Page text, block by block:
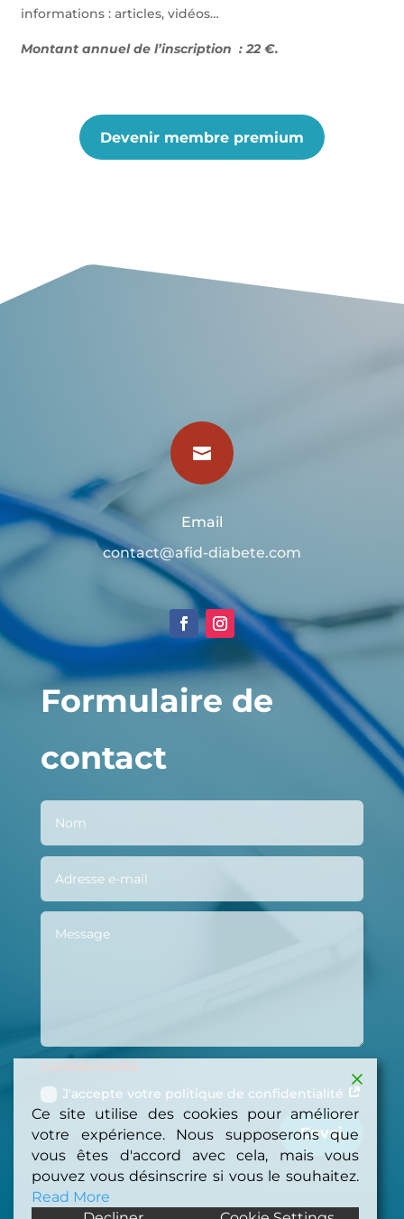
informations : articles, vidéos…
Montant annuel de l’inscription : 22 €.
Devenir membre premium

Email
contact@afid-diabete.com
Formulaire de
contact
Confidentialité
J'accepte votre politique de confidentialité
Envoi
Ce site utilise des cookies pour améliorer
votre expérience. Nous supposerons que
vous êtes d'accord avec cela, mais vous
pouvez vous désinscrire si vous le souhaitez.
Read More